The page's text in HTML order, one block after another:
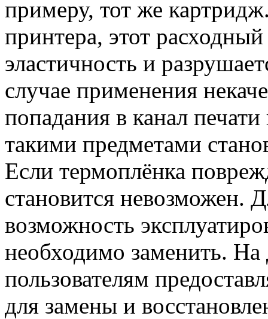
примеру, тот же
принтера, этот
эластичность и
случае применения
попадания в канал
такими предметами
Если термоплёнка
становится невозможен.
возможность
необходимо заменить. На
пользователям
для замены и